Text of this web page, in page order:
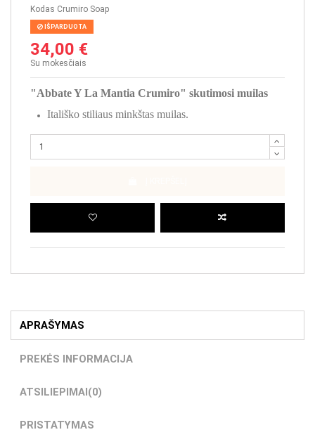
Kodas Crumiro Soap
IŠPARDUOTA
34,00 €
Su mokesčiais
"Abbate Y La Mantia Crumiro" skutimosi muilas
Itališko stiliaus minkštas muilas.
APRAŠYMAS
PREKĖS INFORMACIJA
ATSILIEPIMAI(0)
PRISTATYMAS